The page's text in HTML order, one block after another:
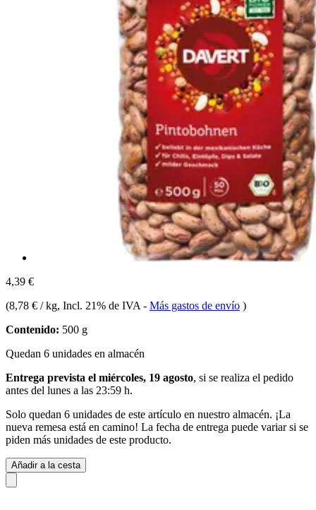
4,39 €
(8,78 € / kg, Incl. 21% de IVA - Más gastos de envío )
Contenido: 500 g
Quedan 6 unidades en almacén
Entrega prevista el miércoles, 19 agosto, si se realiza el pedido
antes del lunes a las 23:59 h.
Solo quedan 6 unidades de este artículo en nuestro almacén. ¡La
nueva remesa está en camino! La fecha de entrega puede variar si se
piden más unidades de este producto.
Añadir a la cesta